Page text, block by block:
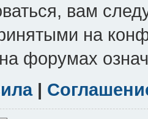
вам
на
форумах
|